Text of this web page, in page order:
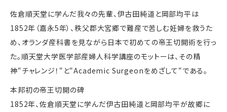
佐倉順天堂に学んだ我々の先輩、伊古田純道と岡部均平は
1852年（嘉永5年）、秩父郡大宮郷で難産で苦しむ妊婦を救うた
め、オランダ産科書を見ながら日本で初めての帝王切開術を行っ
た。順天堂大学医学部産婦人科学講座のモットーは、その精
神“チャレンジ！“と“Academic Surgeonをめざして“である。
本邦初の帝王切開の碑
1852年、佐倉順天堂に学んだ伊古田純道と岡部均平が故郷に